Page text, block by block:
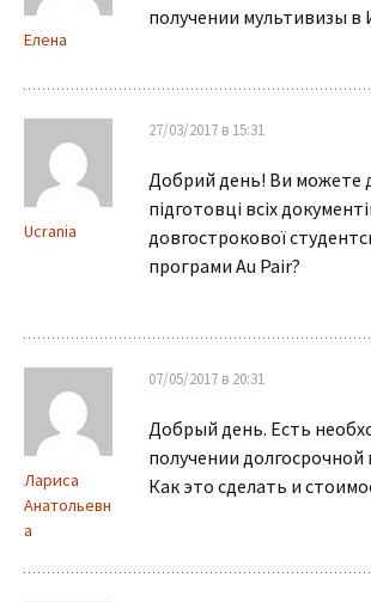
Елена
получении мультивизы в
Ucrania
27/03/2017 в 15:31
Добрий день! Ви можете
підготовці всіх
довгострокової
програми Au Pair?
Лариса
Анатольевн
а
07/05/2017 в 20:31
Добрый день. Есть
получении
Как это сделать и